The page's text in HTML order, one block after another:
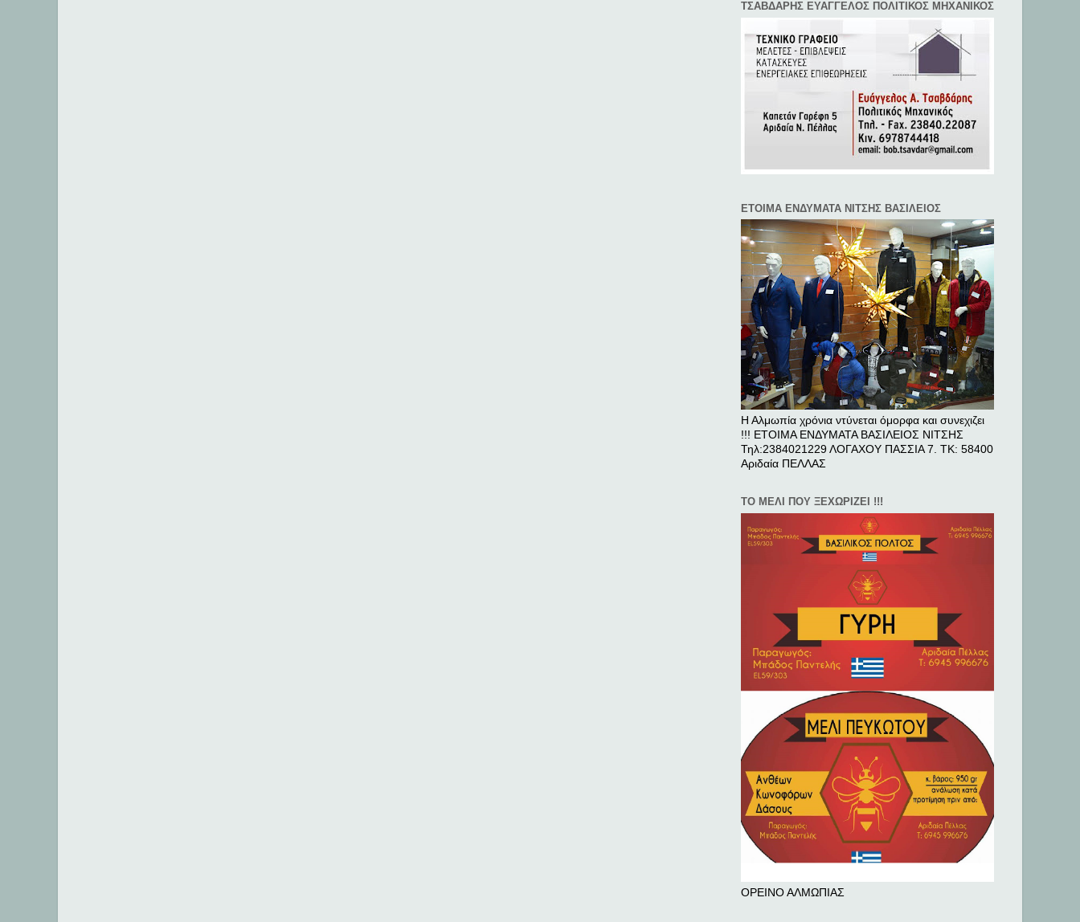
ΤΣΑΒΔΑΡΗΣ ΕΥΑΓΓΕΛΟΣ ΠΟΛΙΤΙΚΟΣ ΜΗΧΑΝΙΚΟΣ
ΕΤΟΙΜΑ ΕΝΔΥΜΑΤΑ ΝΙΤΣΗΣ ΒΑΣΙΛΕΙΟΣ
Η Αλμωπία χρόνια ντύνεται όμορφα και συνεχιζει
!!! ΕΤΟΙΜΑ ΕΝΔΥΜΑΤΑ ΒΑΣΙΛΕΙΟΣ ΝΙΤΣΗΣ
Τηλ:2384021229 ΛΟΓΑΧΟΥ ΠΑΣΣΙΑ 7. ΤΚ: 58400
Αριδαία ΠΕΛΛAΣ
ΤΟ ΜΕΛΙ ΠΟΥ ΞΕΧΩΡΙΖΕΙ !!!
ΟΡΕΙΝΟ ΑΛΜΩΠΙΑΣ